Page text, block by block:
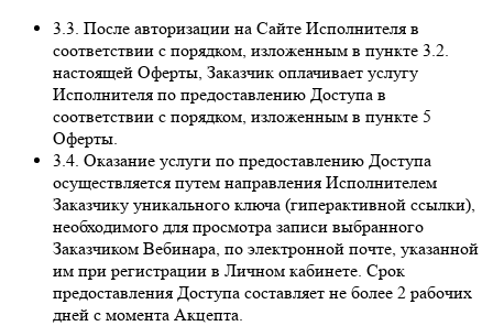
3.3. После авторизации на Сайте Исполнителя в
соответствии с порядком, изложенным в пункте 3.2.
настоящей Оферты, Заказчик оплачивает услугу
Исполнителя по предоставлению Доступа в
соответствии с порядком, изложенным в пункте 5
Оферты.
3.4. Оказание услуги по предоставлению Доступа
осуществляется путем направления Исполнителем
Заказчику уникального ключа (гиперактивной ссылки),
необходимого для просмотра записи выбранного
Заказчиком Вебинара, по электронной почте, указанной
им при регистрации в Личном кабинете. Срок
предоставления Доступа составляет не более 2 рабочих
дней с момента Акцепта.